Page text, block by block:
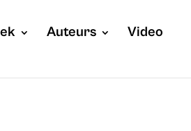
Auteurs Video